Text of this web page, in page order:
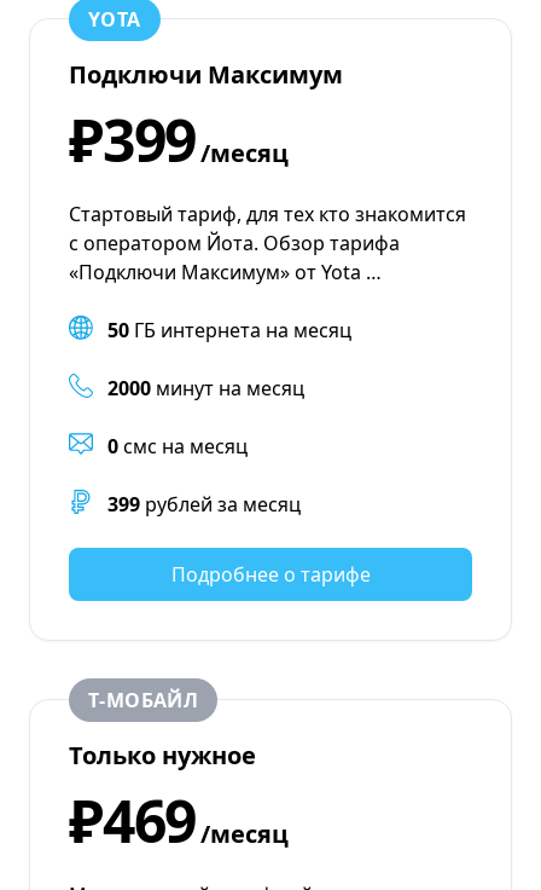
YOTA
Подключи Максимум
₽399/месяц
Стартовый тариф, для тех кто знакомится
с оператором Йота. Обзор тарифа
«Подключи Максимум» от Yota …
50 ГБ интернета на месяц
2000 минут на месяц
0смс на месяц
399 рублей за месяц
Подробнее о тарифе
Т‑МОБАЙЛ
Только нужное
₽469/месяц